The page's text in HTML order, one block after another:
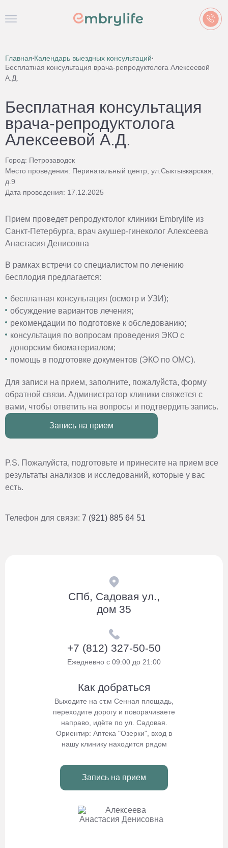
Главная Календарь выездных консультаций
Бесплатная консультация врача-репродуктолога Алексеевой
А.Д.
Бесплатная консультация
врача-репродуктолога
Алексеевой А.Д.
Город: Петрозаводск
Место проведения: Перинатальный центр, ул.Сыктывкарская,
д.9
Дата проведения: 17.12.2025
Прием проведет репродуктолог клиники Embrylife из
Санкт-Петербурга, врач акушер-гинеколог Алексеева
Анастасия Денисовна
В рамках встречи со специалистом по лечению
бесплодия предлагается:
бесплатная консультация (осмотр и УЗИ);
обсуждение вариантов лечения;
рекомендации по подготовке к обследованию;
консультация по вопросам проведения ЭКО с
донорским биоматериалом;
помощь в подготовке документов (ЭКО по ОМС).
Для записи на прием, заполните, пожалуйста, форму
обратной связи. Администратор клиники свяжется с
вами, чтобы ответить на вопросы и подтвердить запись.
Запись на прием
P.S. Пожалуйста, подготовьте и принесите на прием все
результаты анализов и исследований, которые у вас
есть.
Телефон для связи: 7 (921) 885 64 51
СПб, Садовая ул.,
дом 35
+7 (812) 327-50-50
Ежедневно с 09:00 до 21:00
Как добраться
Выходите на ст.м Сенная площадь,
переходите дорогу и поворачиваете
направо, идёте по ул. Садовая.
Ориентир: Аптека "Озерки", вход в
нашу клинику находится рядом
Запись на прием